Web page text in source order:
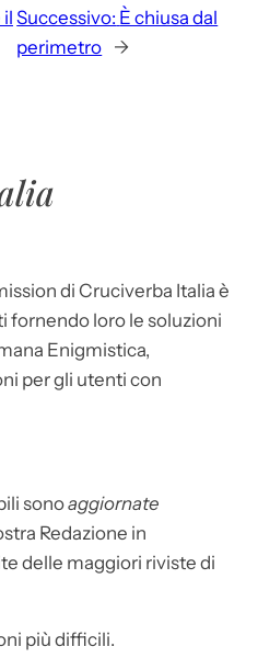
il Successivo: È chiusa dal
perimetro →
di Cruciverba Italia è
fornendo loro le soluzioni
Enigmistica,
per gli utenti con
sonoaggiornate
Redazione in
delle maggiori riviste di
più difficili.